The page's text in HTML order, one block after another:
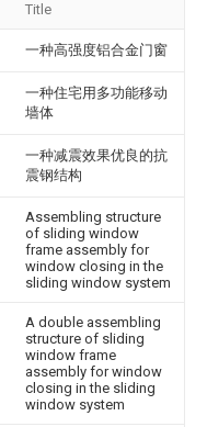
Title
一种高强度铝合金门窗
一种住宅用多功能移动
墙体
一种减震效果优良的抗
震钢结构
Assembling structure
of sliding window
frame assembly for
window closing in the
sliding window system
A double assembling
structure of sliding
window frame
assembly for window
closing in the sliding
window system